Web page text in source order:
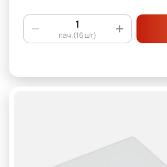
пач.(16 шт)